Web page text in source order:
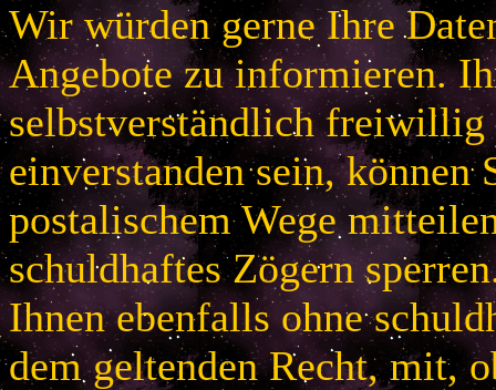
Wir würden gerne Ihre
Angebote zu informieren.
selbstverständlich
einverstanden sein, können
postalischem Wege
schuldhaftes Zögern
Ihnen ebenfalls ohne
dem geltenden Recht, mit,